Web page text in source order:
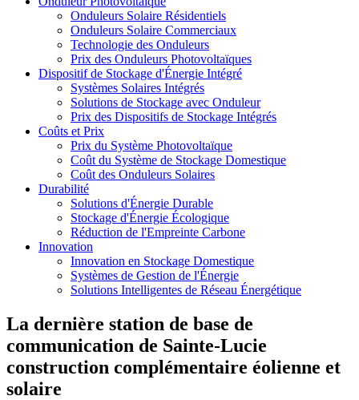
Onduleurs Solaire Résidentiels
Onduleurs Solaire Commerciaux
Technologie des Onduleurs
Prix des Onduleurs Photovoltaïques
Dispositif de Stockage d'Énergie Intégré
Systèmes Solaires Intégrés
Solutions de Stockage avec Onduleur
Prix des Dispositifs de Stockage Intégrés
Coûts et Prix
Prix du Système Photovoltaïque
Coût du Système de Stockage Domestique
Coût des Onduleurs Solaires
Durabilité
Solutions d'Énergie Durable
Stockage d'Énergie Écologique
Réduction de l'Empreinte Carbone
Innovation
Innovation en Stockage Domestique
Systèmes de Gestion de l'Énergie
Solutions Intelligentes de Réseau Énergétique
La dernière station de base de
communication de Sainte-Lucie
construction complémentaire éolienne et
solaire